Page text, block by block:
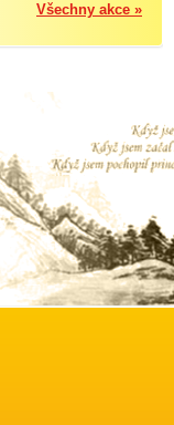
Všechny akce »